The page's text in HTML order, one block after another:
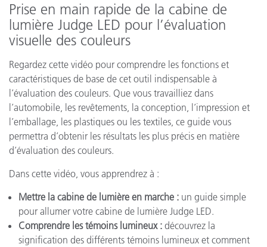
Prise en main rapide de la cabine de
lumière Judge LED pour l’évaluation
visuelle des couleurs
Regardez cette vidéo pour comprendre les fonctions et
caractéristiques de base de cet outil indispensable à
l’évaluation des couleurs. Que vous travailliez dans
l’automobile, les revêtements, la conception, l’impression et
l’emballage, les plastiques ou les textiles, ce guide vous
permettra d’obtenir les résultats les plus précis en matière
d’évaluation des couleurs.
Dans cette vidéo, vous apprendrez à :
Mettre la cabine de lumière en marche : un guide simple
pour allumer votre cabine de lumière Judge LED.
Comprendre les témoins lumineux : découvrez la
signification des différents témoins lumineux et comment